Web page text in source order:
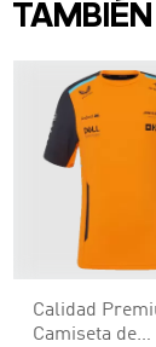
Calidad
Camiseta de